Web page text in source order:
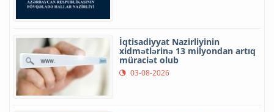
İqtisadiyyat Nazirliyinin
xidmətlərinə 13 milyondan artıq
müraciət olub
03-08-2026